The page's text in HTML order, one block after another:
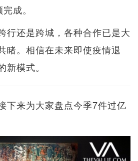
成。
行还是跨城，各种合作已是大
睹。相信在未来即使疫情退
模式。
下来为大家盘点今季7件过亿